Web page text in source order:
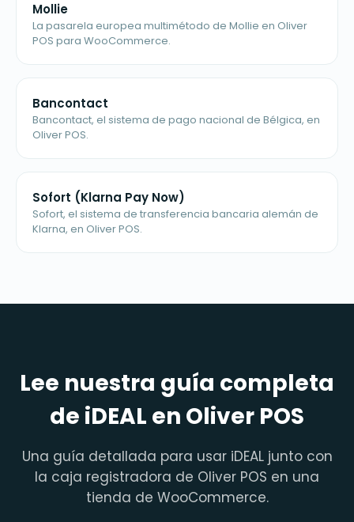
Mollie
La pasarela europea multimétodo de Mollie en Oliver
POS para WooCommerce.
Bancontact
Bancontact, el sistema de pago nacional de Bélgica, en
Oliver POS.
Sofort (Klarna Pay Now)
Sofort, el sistema de transferencia bancaria alemán de
Klarna, en Oliver POS.
Lee nuestra guía completa
de iDEAL en Oliver POS
Una guía detallada para usar iDEAL junto con
la caja registradora de Oliver POS en una
tienda de WooCommerce.